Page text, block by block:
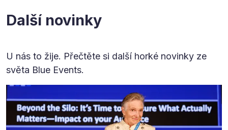
Další novinky
U nás to žije. Přečtěte si další horké novinky ze
světa Blue Events.